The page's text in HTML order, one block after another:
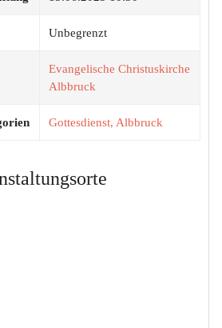
Unbegrenzt
Evangelische Christuskirche
Albbruck
Gottesdienst, Albbruck